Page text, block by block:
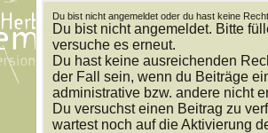
Du bist nicht angemeldet oder du hast keine
Du bist nicht angemeldet. Bitte
versuche es erneut.
Du hast keine ausreichenden
der Fall sein, wenn du Beiträge
administrative bzw. andere nicht
Du versuchst einen Beitrag zu
wartest noch auf die Aktivierung